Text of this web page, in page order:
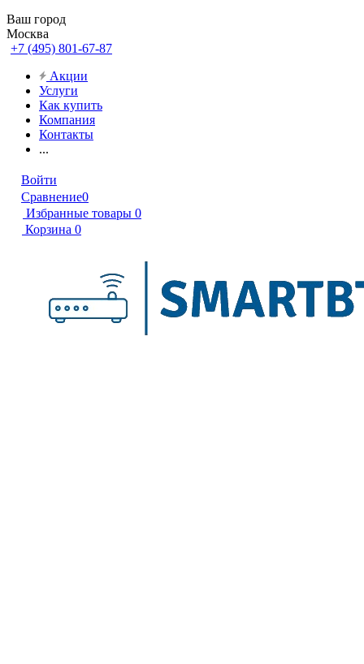
Ваш город
Москва
+7 (495) 801-67-87
Акции
Услуги
Как купить
Компания
Контакты
...
Войти
Сравнение0
Избранные товары 0
Корзина 0